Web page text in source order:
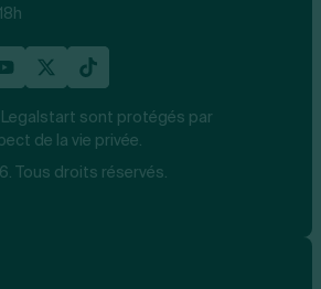
sont protégés par
de la vie privée.
Tous droits réservés.